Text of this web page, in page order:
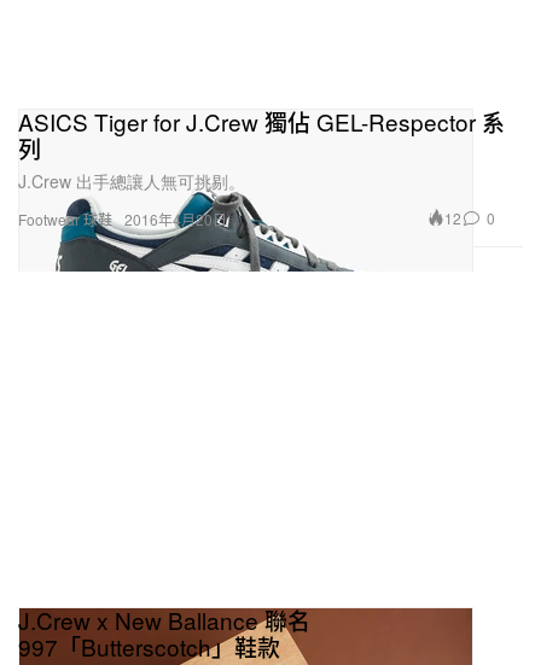
Footwear 球鞋
ASICS Tiger for J.Crew 獨佔 GEL-Respector 系
列
J.Crew 出手總讓人無可挑剔。
2016年4月20日 12 0
J.Crew x New Ballance 聯名
997「Butterscotch」鞋款